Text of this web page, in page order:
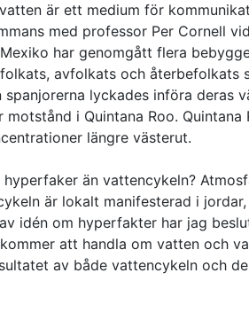
är ett medium för
med professor Per Cornell
har genomgått flera
avfolkats och återbefolkats
lyckades införa deras
i Quintana Roo.
längre västerut.
än vattencykeln?
är lokalt manifesterad i
idén om hyperfakter har jag
att handla om vatten och
av både vattencykeln och